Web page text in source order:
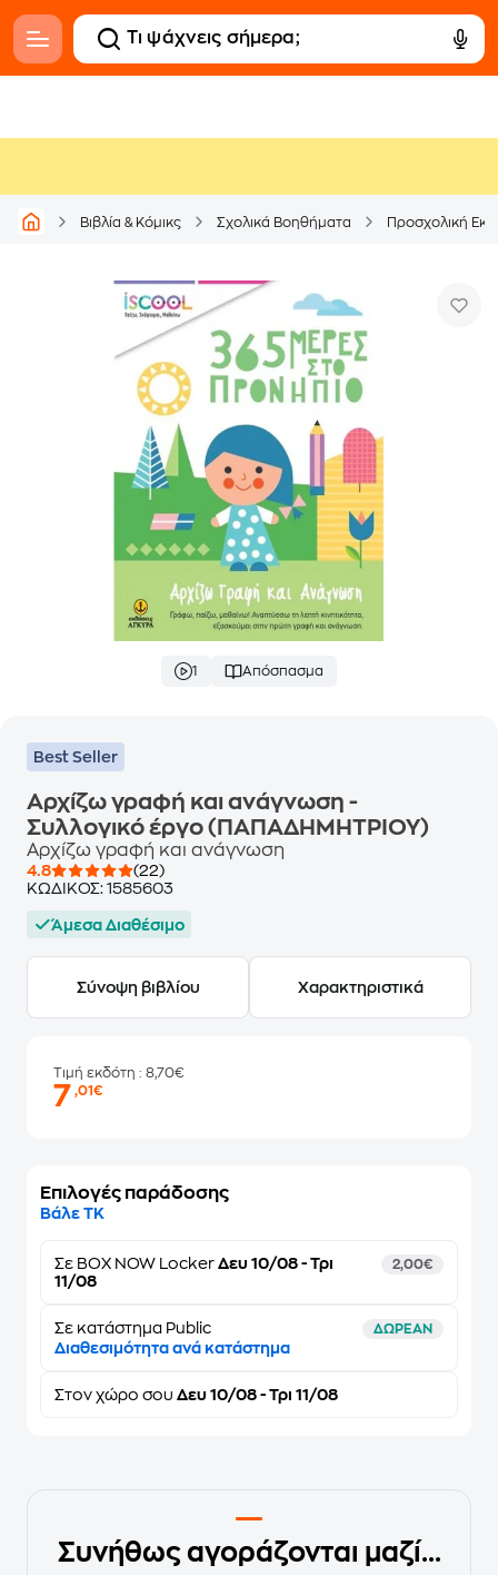
Βιβλία & Κόμικς Σχολικά Βοηθήματα Προσχολική
1 Απόσπασμα
Best Seller
Αρχίζω γραφή και ανάγνωση -
Συλλογικό έργο (ΠΑΠΑΔΗΜΗΤΡΙΟΥ)
Αρχίζω γραφή και ανάγνωση
4.8
(22)
ΚΩΔΙΚΟΣ: 1585603
Άμεσα Διαθέσιμο
Σύνοψη βιβλίου Χαρακτηριστικά
Τιμή εκδότη : 8,70€
7,01€
Επιλογές παράδοσης
Βάλε ΤΚ
Σε BOX NOW Locker Δευ 10/08 - Τρι
11/08
2,00€
Σε κατάστημα Public ΔΩΡΕΑΝ
Διαθεσιμότητα ανά κατάστημα
Στον χώρο σου Δευ 10/08 - Τρι 11/08
Συνήθως αγοράζονται μαζί...